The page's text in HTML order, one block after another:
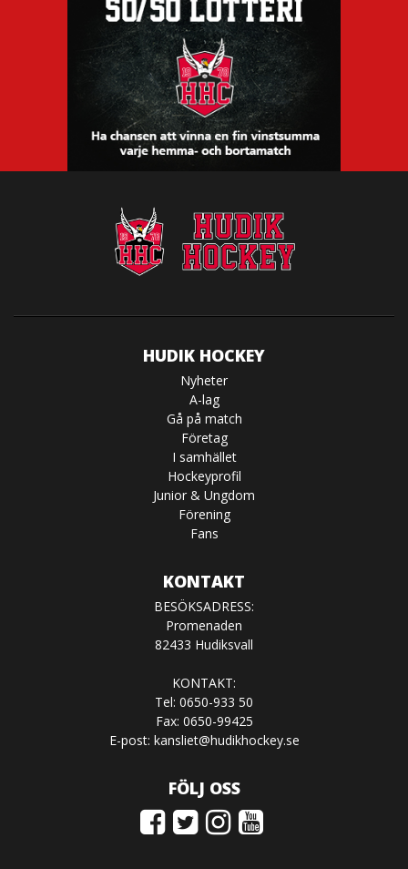
HUDIK HOCKEY
Nyheter
A-lag
Gå på match
Företag
I samhället
Hockeyprofil
Junior & Ungdom
Förening
Fans
KONTAKT
BESÖKSADRESS:
Promenaden
82433 Hudiksvall
KONTAKT:
Tel: 0650-933 50
Fax: 0650-99425
E-post: kansliet@hudikhockey.se
FÖLJ OSS